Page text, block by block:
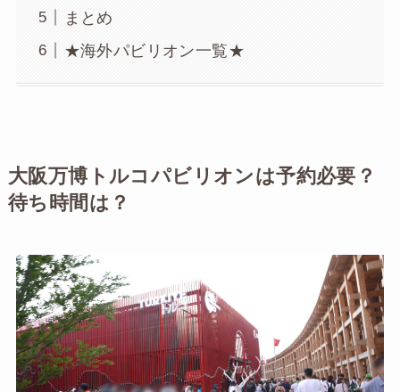
まとめ
★海外パビリオン一覧★
大阪万博トルコパビリオンは予約必要？
待ち時間は？